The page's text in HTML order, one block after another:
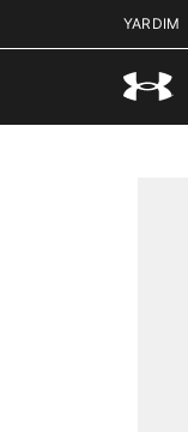
YARDIM